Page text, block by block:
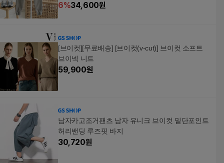
6%34,600원
[브이컷][무료배송] [브이컷(v-cut)] 브이컷 소프트
브이넥 니트
59,900원
남자카고조거팬츠 남자 유니크 브이컷 밑단포인트
허리밴딩 루즈핏 바지
30,720원